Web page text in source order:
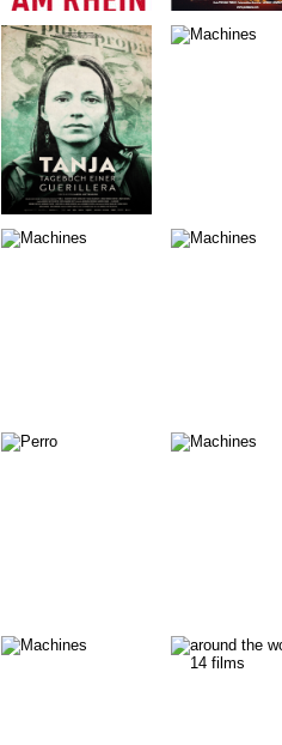
FESTIVAL
DES
DEUTSCHEN
FILMS
LUDWIGSHAFEN
AM RHEIN
2023
TANJA –
TAGEBUCH
FUCKING
ERNESTO‘S
ISLAND
VAMOS A
PLAYA
ARD-TopDocs
– Der
IM
WINKEL